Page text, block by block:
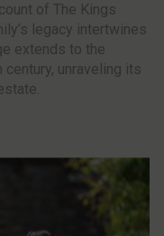
of The Kings
legacy intertwines
extends to the
unraveling its